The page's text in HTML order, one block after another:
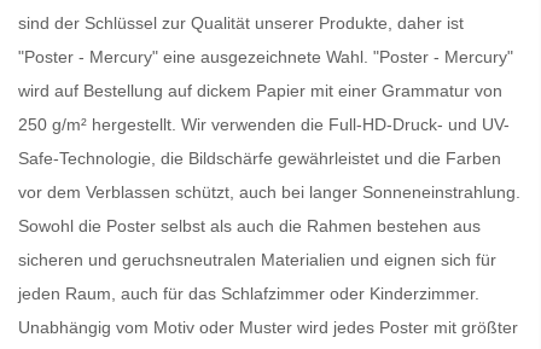
sind der Schlüssel zur Qualität unserer Produkte, daher ist
"Poster - Mercury" eine ausgezeichnete Wahl. "Poster - Mercury"
wird auf Bestellung auf dickem Papier mit einer Grammatur von
250 g/m² hergestellt. Wir verwenden die Full-HD-Druck- und UV-
Safe-Technologie, die Bildschärfe gewährleistet und die Farben
vor dem Verblassen schützt, auch bei langer Sonneneinstrahlung.
Sowohl die Poster selbst als auch die Rahmen bestehen aus
sicheren und geruchsneutralen Materialien und eignen sich für
jeden Raum, auch für das Schlafzimmer oder Kinderzimmer.
Unabhängig vom Motiv oder Muster wird jedes Poster mit größter